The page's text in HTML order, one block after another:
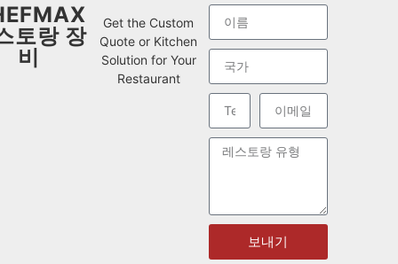
토랑 장
비
Get the Custom
Quote or Kitchen
Solution for Your
Restaurant
보내기